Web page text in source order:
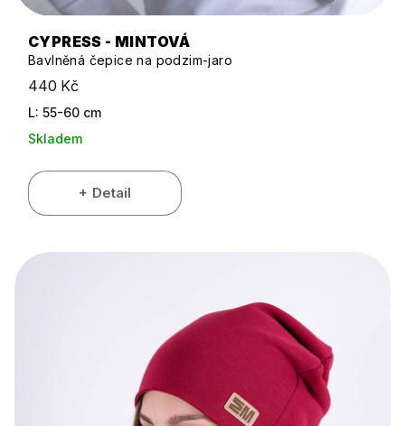
CYPRESS - MINTOVÁ
Bavlněná čepice na podzim-jaro
440 Kč
L: 55-60 cm
Skladem
Detail